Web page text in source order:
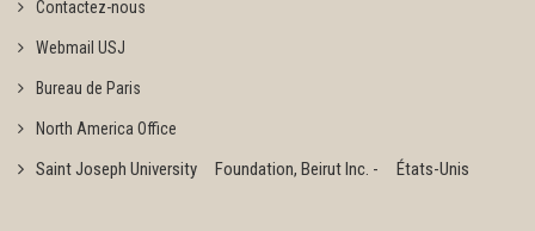
Contactez-nous
Webmail USJ
Bureau de Paris
North America Office
Saint Joseph University Foundation, Beirut Inc. - États-Unis